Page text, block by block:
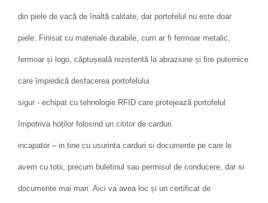
din piele de vacă de înaltă calitate, dar portofelul nu este doar
piele. Finisat cu materiale durabile, cum ar fi fermoar metalic,
fermoar și logo, căptușeală rezistentă la abraziune și fire puternice
care împiedică desfacerea portofelului
sigur - echipat cu tehnologie RFID care protejează portofelul
împotriva hoților folosind un cititor de carduri
incapator – in tine cu usurinta carduri si documente pe care le
avem cu totii, precum buletinul sau permisul de conducere, dar si
documente mai mari. Aici va avea loc și un certificat de